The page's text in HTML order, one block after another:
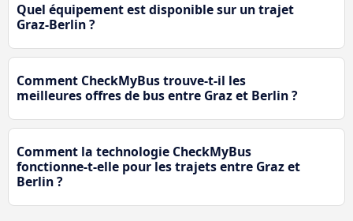
Quel équipement est disponible sur un trajet
Graz-Berlin ?
Comment CheckMyBus trouve-t-il les
meilleures offres de bus entre Graz et Berlin ?
Comment la technologie CheckMyBus
fonctionne-t-elle pour les trajets entre Graz et
Berlin ?